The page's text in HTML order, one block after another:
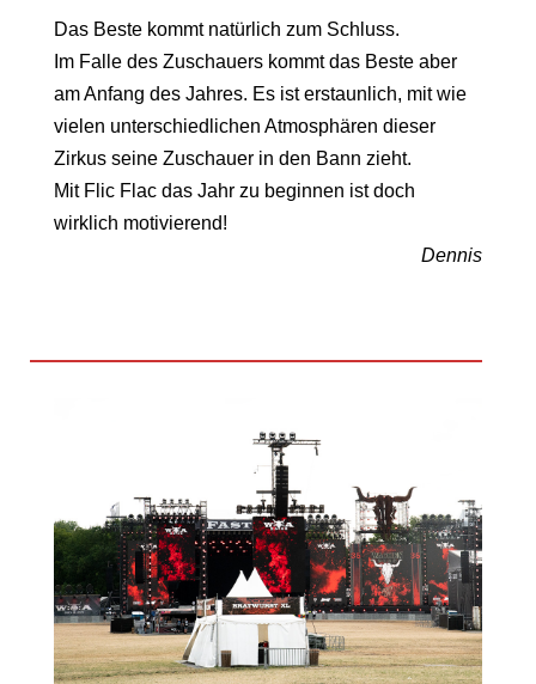
Das Beste kommt natürlich zum Schluss.
Im Falle des Zuschauers kommt das Beste aber
am Anfang des Jahres. Es ist erstaunlich, mit wie
vielen unterschiedlichen Atmosphären dieser
Zirkus seine Zuschauer in den Bann zieht.
Mit Flic Flac das Jahr zu beginnen ist doch
wirklich motivierend!
Dennis